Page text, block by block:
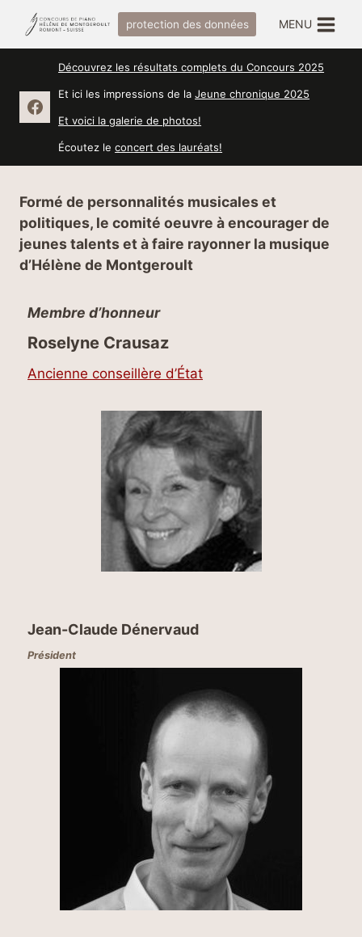
contenu
protection des données MENU
Découvrez les résultats complets du Concours 2025
Et ici les impressions de laJeune chronique 2025
Et voici la galerie de photos!
Écoutez leconcert des lauréats!
Formé de personnalités musicales et
politiques, le comité oeuvre à encourager de
jeunes talents et à faire rayonner la musique
d’Hélène de Montgeroult
Membre d’honneur
Roselyne Crausaz
Ancienne conseillère d’État
Jean-Claude Dénervaud
Président